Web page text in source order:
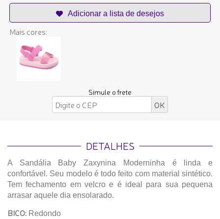
Mais cores:
Simule o frete
DETALHES
A Sandália Baby Zaxynina Moderninha é linda e
confortável. Seu modelo é todo feito com material sintético.
Tem fechamento em velcro e é ideal para sua pequena
arrasar aquele dia ensolarado.
BICO: Redondo